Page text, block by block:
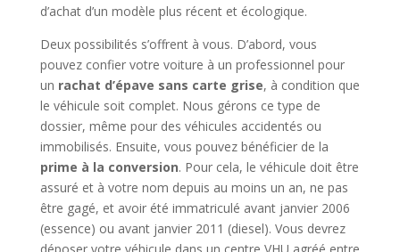
d’achat d’un modèle plus récent et écologique.
Deux possibilités s’offrent à vous. D’abord, vous
pouvez confier votre voiture à un professionnel pour
un rachat d’épave sans carte grise, à condition que
le véhicule soit complet. Nous gérons ce type de
dossier, même pour des véhicules accidentés ou
immobilisés. Ensuite, vous pouvez bénéficier de la
prime à la conversion. Pour cela, le véhicule doit être
assuré et à votre nom depuis au moins un an, ne pas
être gagé, et avoir été immatriculé avant janvier 2006
(essence) ou avant janvier 2011 (diesel). Vous devrez
déposer votre véhicule dans un centre VHU agréé entre